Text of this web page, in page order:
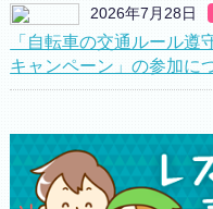
2026年7月28日
「自転車の交通ルール
キャンペーン」の参加に